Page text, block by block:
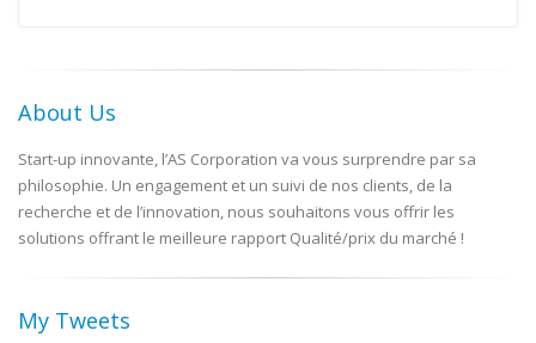
About Us
Start-up innovante, l’AS Corporation va vous surprendre par sa
philosophie. Un engagement et un suivi de nos clients, de la
recherche et de l’innovation, nous souhaitons vous offrir les
solutions offrant le meilleure rapport Qualité/prix du marché !
My Tweets